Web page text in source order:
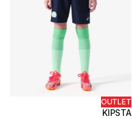
OUTLET
KIPSTA